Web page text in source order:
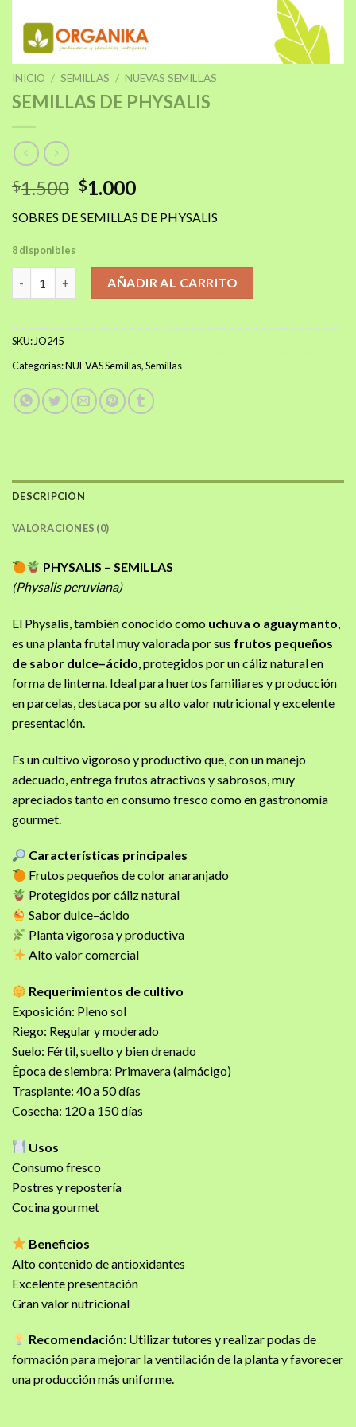
INICIO / SEMILLAS / NUEVAS SEMILLAS
SEMILLAS DE PHYSALIS
$1.500 El
original
$1.500.
$1.000El
actual
$1.000.
SOBRES DE SEMILLAS DE PHYSALIS
8 disponibles
SEMILLAS DE PHYSALIS cantidad
AÑADIR AL CARRITO
SKU: JO245
Categorías:NUEVAS Semillas,Semillas
DESCRIPCIÓN
VALORACIONES (0)
PHYSALIS – SEMILLAS
(Physalis peruviana)
El Physalis, también conocido como uchuva o aguaymanto
es una planta frutal muy valorada por sus frutos pequeños
de sabor dulce–ácido , protegidos por un cáliz natural en
forma de linterna. Ideal para huertos familiares y producción
en parcelas, destaca por su alto valor nutricional y excelente
presentación.
Es un cultivo vigoroso y productivo que, con un manejo
adecuado, entrega frutos atractivos y sabrosos, muy
apreciados tanto en consumo fresco como en gastronomía
gourmet.
Características principales
Frutos pequeños de color anaranjado
Protegidos por cáliz natural
Sabor dulce–ácido
Planta vigorosa y productiva
Alto valor comercial
Requerimientos de cultivo
Exposición: Pleno sol
Riego: Regular y moderado
Suelo: Fértil, suelto y bien drenado
Época de siembra: Primavera (almácigo)
Trasplante: 40 a 50 días
Cosecha: 120 a 150 días
Usos
Consumo fresco
Postres y repostería
Cocina gourmet
Beneficios
Alto contenido de antioxidantes
Excelente presentación
Gran valor nutricional
Recomendación: Utilizar tutores y realizar podas de
formación para mejorar la ventilación de la planta y favorecer
una producción más uniforme.